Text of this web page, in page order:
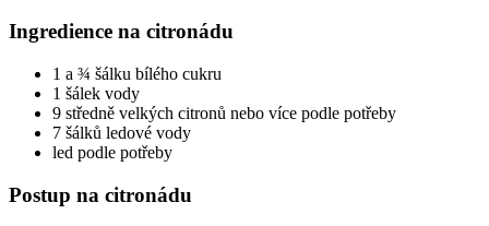
Ingredience na citronádu
1 a ¾ šálku bílého cukru
1 šálek vody
9 středně velkých citronů nebo více podle potřeby
7 šálků ledové vody
led podle potřeby
Postup na citronádu